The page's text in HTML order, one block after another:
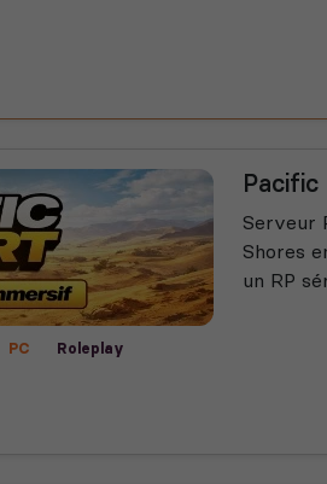
PC
Roleplay
Pacific
Serveur
Shores
un RP